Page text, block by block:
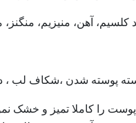
کلسیم، آهن، منیزیم،
پوسته شدن ،شكاف لب ،
را کاملا تمیز و خشک نموده كرم را 2 الی 3 بار در روز با كمی ماساژ بر روی